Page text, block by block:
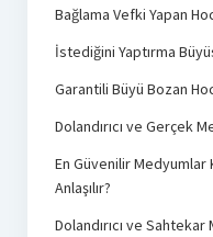
Bağlama Vefki Yapan
İstediğini Yaptırma
Garantili Büyü Bozan
Dolandırıcı ve Gerçek
En Güvenilir Medyumlar
Anlaşılır?
Dolandırıcı ve Sahtekar